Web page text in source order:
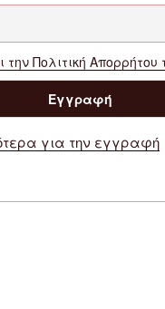
Πολιτική Απορρήτου
για την εγγραφή